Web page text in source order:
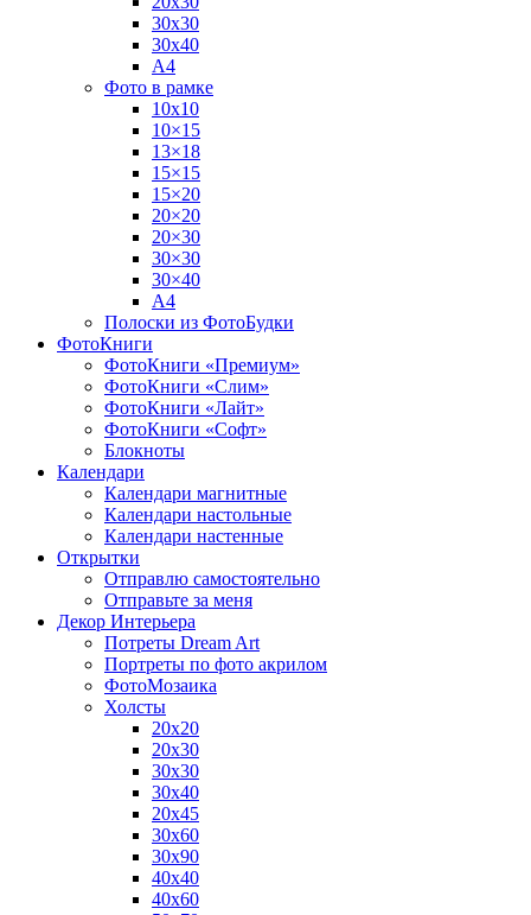
30х30
30х40
А4
Фото в рамке
10х10
10×15
13×18
15×15
15×20
20×20
20×30
30×30
30×40
A4
Полоски из ФотоБудки
ФотоКниги
ФотоКниги «Премиум»
ФотоКниги «Слим»
ФотоКниги «Лайт»
ФотоКниги «Софт»
Блокноты
Календари
Календари магнитные
Календари настольные
Календари настенные
Открытки
Отправлю самостоятельно
Отправьте за меня
Декор Интерьера
Потреты Dream Art
Портреты по фото акрилом
ФотоМозаика
Холсты
20х20
20х30
30х30
30х40
20х45
30х60
30х90
40х40
40х60